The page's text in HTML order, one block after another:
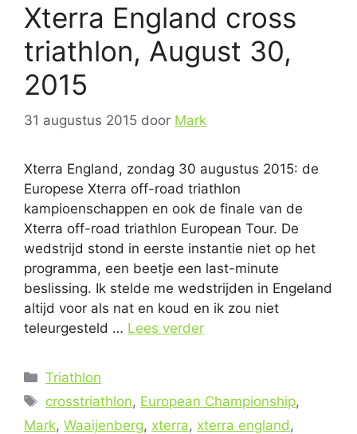
Xterra England cross
triathlon, August 30,
2015
31 augustus 2015 door Mark
Xterra England, zondag 30 augustus 2015: de
Europese Xterra off-road triathlon
kampioenschappen en ook de finale van de
Xterra off-road triathlon European Tour. De
wedstrijd stond in eerste instantie niet op het
programma, een beetje een last-minute
beslissing. Ik stelde me wedstrijden in Engeland
altijd voor als nat en koud en ik zou niet
teleurgesteld … Lees verder
Categorieën
Triathlon
Tags
crosstriathlon, European Championship,
Mark, Waaijenberg, xterra, xterra england ,